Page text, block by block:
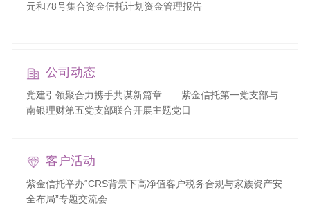
元和78号集合资金信托计划资金管理报告
公司动态
党建引领聚合力携手共谋新篇章——紫金信托第一党支部与
南银理财第五党支部联合开展主题党日
客户活动
紫金信托举办“CRS背景下高净值客户税务合规与家族资产安
全布局”专题交流会